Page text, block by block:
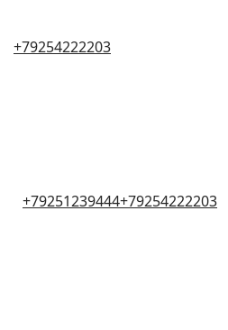
+79254222203
+79251239444+79254222203